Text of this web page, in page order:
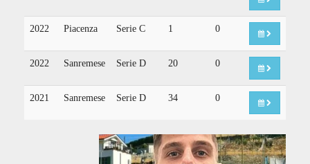
2022 Piacenza Serie C 1 0
2022 Sanremese Serie D 20 0
2021 Sanremese Serie D 34 0